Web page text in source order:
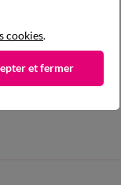
cookies.
et fermer